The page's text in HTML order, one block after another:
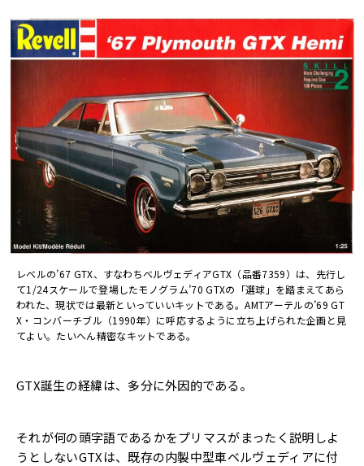
レベルの’67 GTX、すなわちベルヴェディアGTX（品番7359）は、先行し
て1/24スケールで登場したモノグラム’70 GTXの「選球」を踏まえてあら
われた、現状では最新といっていいキットである。AMTアーテルの’69 GT
X・コンバーチブル（1990年）に呼応するように立ち上げられた企画と見
てよい。たいへん精密なキットである。
GTX誕生の経緯は、多分に外因的である。
それが何の頭字語であるかをプリマスがまったく説明しよ
うとしないGTXは、既存の内製中型車ベルヴェディアに付